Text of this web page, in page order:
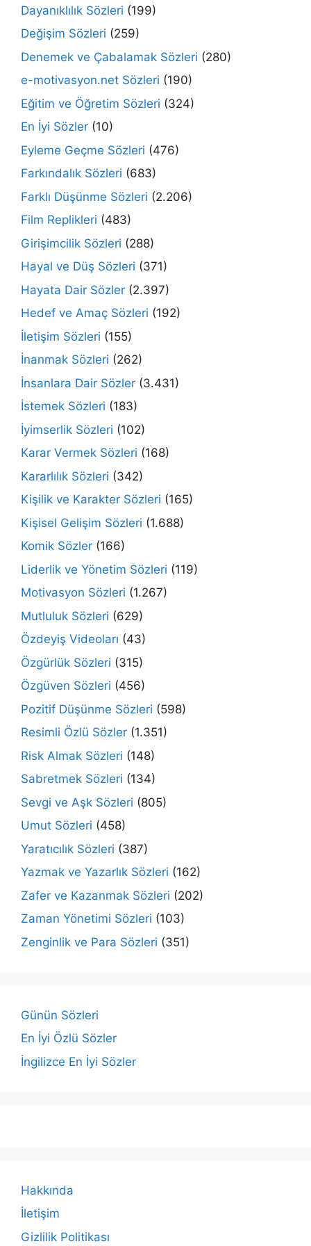
Dayanıklılık Sözleri (199)
Değişim Sözleri (259)
Denemek ve Çabalamak Sözleri (280)
e-motivasyon.net Sözleri (190)
Eğitim ve Öğretim Sözleri (324)
En İyi Sözler (10)
Eyleme Geçme Sözleri (476)
Farkındalık Sözleri (683)
Farklı Düşünme Sözleri (2.206)
Film Replikleri (483)
Girişimcilik Sözleri (288)
Hayal ve Düş Sözleri (371)
Hayata Dair Sözler (2.397)
Hedef ve Amaç Sözleri (192)
İletişim Sözleri (155)
İnanmak Sözleri (262)
İnsanlara Dair Sözler (3.431)
İstemek Sözleri (183)
İyimserlik Sözleri (102)
Karar Vermek Sözleri (168)
Kararlılık Sözleri (342)
Kişilik ve Karakter Sözleri (165)
Kişisel Gelişim Sözleri (1.688)
Komik Sözler (166)
Liderlik ve Yönetim Sözleri (119)
Motivasyon Sözleri (1.267)
Mutluluk Sözleri (629)
Özdeyiş Videoları (43)
Özgürlük Sözleri (315)
Özgüven Sözleri (456)
Pozitif Düşünme Sözleri (598)
Resimli Özlü Sözler (1.351)
Risk Almak Sözleri (148)
Sabretmek Sözleri (134)
Sevgi ve Aşk Sözleri (805)
Umut Sözleri (458)
Yaratıcılık Sözleri (387)
Yazmak ve Yazarlık Sözleri (162)
Zafer ve Kazanmak Sözleri (202)
Zaman Yönetimi Sözleri (103)
Zenginlik ve Para Sözleri (351)
Günün Sözleri
En İyi Özlü Sözler
İngilizce En İyi Sözler
Hakkında
İletişim
Gizlilik Politikası